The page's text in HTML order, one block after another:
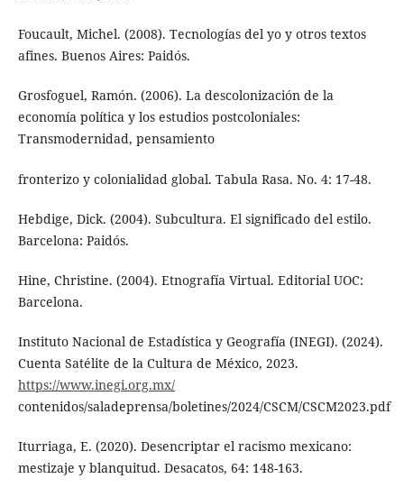
Foucault, Michel. (2008). Tecnologías del yo y otros textos
afines. Buenos Aires: Paidós.
Grosfoguel, Ramón. (2006). La descolonización de la
economía política y los estudios postcoloniales:
Transmodernidad, pensamiento
fronterizo y colonialidad global. Tabula Rasa. No. 4: 17-48.
Hebdige, Dick. (2004). Subcultura. El significado del estilo.
Barcelona: Paidós.
Hine, Christine. (2004). Etnografía Virtual. Editorial UOC:
Barcelona.
Instituto Nacional de Estadística y Geografía (INEGI). (2024).
Cuenta Satélite de la Cultura de México, 2023.
https://www.inegi.org.mx/
contenidos/saladeprensa/boletines/2024/CSCM/CSCM2023.pdf
Iturriaga, E. (2020). Desencriptar el racismo mexicano:
mestizaje y blanquitud. Desacatos, 64: 148-163.